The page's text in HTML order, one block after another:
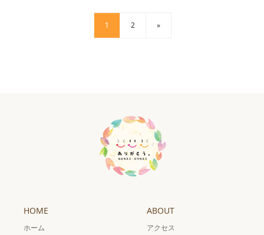
1 2 »
HOME
ホーム
ABOUT
アクセス